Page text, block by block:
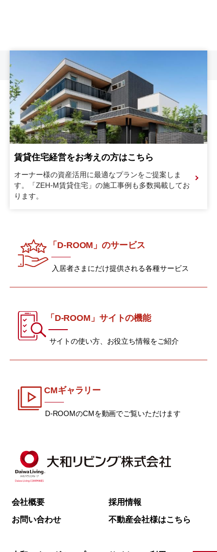
賃貸住宅経営をお考えの方はこちら
オーナー様の資産活用に最適なプランをご提案しま
す。
「ZEH-M賃貸住宅」の施工事例も多数掲載してお
ります。
「D-ROOM」のサービス
入居者さまにだけ提供される各種サービス
「D-ROOM」サイトの機能
サイトの使い方、お役立ち情報をご紹介
CMギャラリー
D-ROOMのCMを動画でご覧いただけます
会社概要
採用情報
お問い合わせ
不動産会社様はこちら